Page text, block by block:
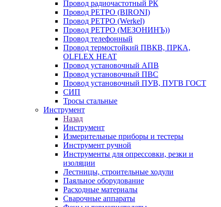
Провод радиочастотный РК
Провод РЕТРО (BIRONI)
Провод РЕТРО (Werkel)
Провод РЕТРО (МЕЗОНИНЪ))
Провод телефонный
Провод термостойкий ПВКВ, ПРКА,
OLFLEX HEAT
Провод установочный АПВ
Провод установочный ПВС
Провод установочный ПУВ, ПУГВ ГОСТ
СИП
Тросы стальные
Инструмент
Назад
Инструмент
Измерительные приборы и тестеры
Инструмент ручной
Инструменты для опрессовки, резки и
изоляции
Лестницы, строительные ходули
Паяльное оборудование
Расходные материалы
Сварочные аппараты